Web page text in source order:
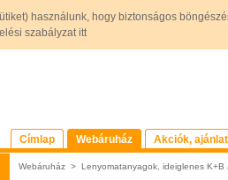
használunk, hogy biztonságos
szabályzat itt
Címlap Webáruház
Akciók,
Webáruház > Lenyomatanyagok, ideiglenes K+B